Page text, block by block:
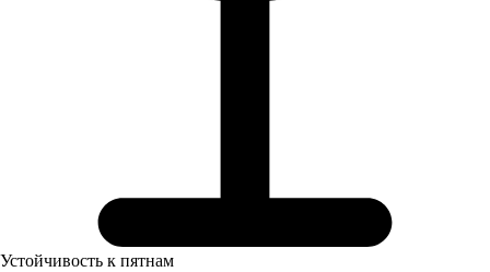
Устойчивость к пятнам